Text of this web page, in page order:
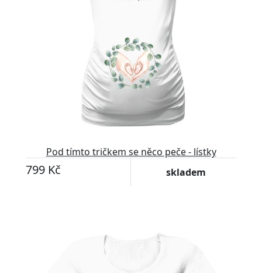
Pod tímto tričkem se něco peče - lístky
799 Kč skladem